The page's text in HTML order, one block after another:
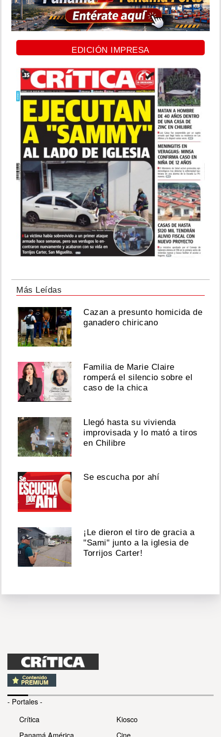
EDICIÓN IMPRESA
Más Leídas
Cazan a presunto homicida de
ganadero chiricano
Familia de Marie Claire
romperá el silencio sobre el
caso de la chica
Llegó hasta su vivienda
improvisada y lo mató a tiros
en Chilibre
Se escucha por ahí
¡Le dieron el tiro de gracia a
"Sami" junto a la iglesia de
Torrijos Carter!
- Portales -
Crítica
Panamá América
Kiosco
Cine